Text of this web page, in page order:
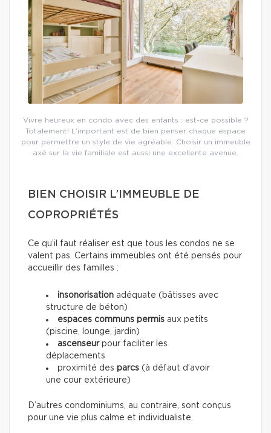
Vivre heureux en condo avec des enfants : est-ce possible ?
Totalement! L’important est de bien penser chaque espace
pour permettre un style de vie agréable. Choisir un immeuble
axé sur la vie familiale est aussi une excellente avenue.
BIEN CHOISIR L’IMMEUBLE DE
COPROPRIÉTÉS
Ce qu’il faut réaliser est que tous les condos ne se
valent pas. Certains immeubles ont été pensés pour
accueillir des familles :
insonorisation adéquate (bâtisses avec
structure de béton)
espaces communs permis aux petits
(piscine, lounge, jardin)
ascenseurpour faciliter les
déplacements
proximité des parcs (à défaut d’avoir
une cour extérieure)
D’autres condominiums, au contraire, sont conçus
pour une vie plus calme et individualiste.